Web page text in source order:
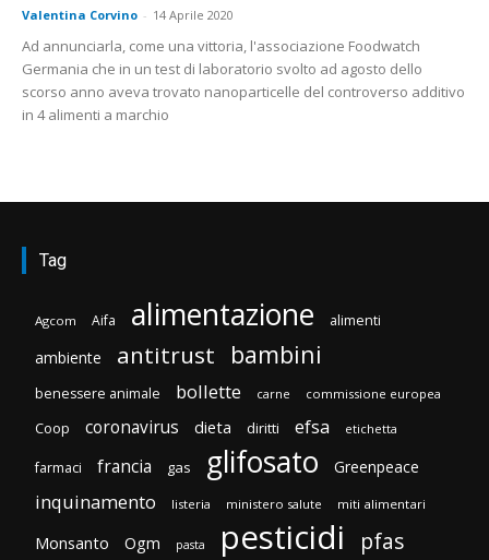
Valentina Corvino - 14 Aprile 2020
Ad annunciarla, come una vittoria, l'associazione Foodwatch
Germania che in un test di laboratorio svolto ad agosto dello
scorso anno aveva trovato nanoparticelle del controverso additivo
in 4 alimenti a marchio
Tag
Agcom Aifa alimentazione alimenti
ambiente antitrust bambini
benessere animale bollette carne commissione europea
Coop coronavirus dieta diritti efsa etichetta
farmaci francia gas glifosato Greenpeace
inquinamento listeria ministero salute miti alimentari
Monsanto Ogm pasta pesticidi pfas